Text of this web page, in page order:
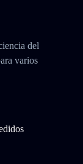
del
varios